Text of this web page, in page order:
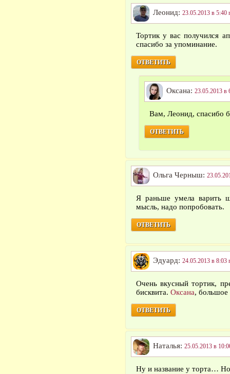
Леонид: 23.05.2013 в 5:40
Тортик у вас получился
спасибо за упоминание.
ОТВЕТИТЬ
Оксана: 23.05.2013 в
Вам, Леонид, спасибо
ОТВЕТИТЬ
Ольга Черныш:
Я раньше умела варить
мысль, надо попробовать.
ОТВЕТИТЬ
Эдуард: 24.05.2013 в 8:03
Очень вкусный тортик,
бисквита. Оксана, большое
ОТВЕТИТЬ
Наталья: 25.05.2013 в
Ну и название у торта…